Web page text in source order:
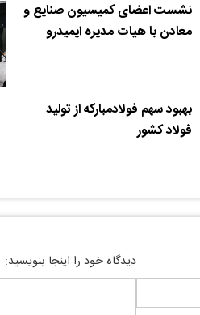
نشست اعضای کمیسیون صنایع و
معادن با هیات مدیره ایمیدرو
بهبود سهم فولادمبارکه از تولید
فولاد کشور
دیدگاه خود را اینجا بنویسید: